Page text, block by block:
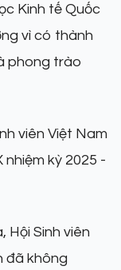
Kinh tế Quốc
vì có thành
phong trào
viên Việt Nam
kỳ 2025 -
Hội Sinh viên
đã không